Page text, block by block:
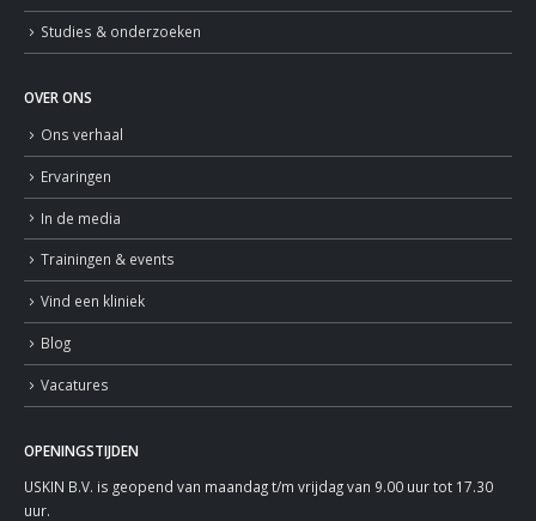
Studies & onderzoeken
OVER ONS
Ons verhaal
Ervaringen
In de media
Trainingen & events
Vind een kliniek
Blog
Vacatures
OPENINGSTIJDEN
USKIN B.V. is geopend van maandag t/m vrijdag van 9.00 uur tot 17.30
uur.